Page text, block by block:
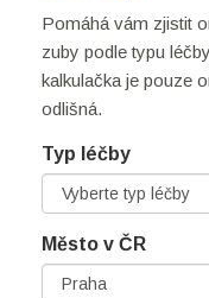
Pomáhá vám zjistit
zuby podle typu
kalkulačka je pouze
odlišná.
Typ léčby
Město v ČR